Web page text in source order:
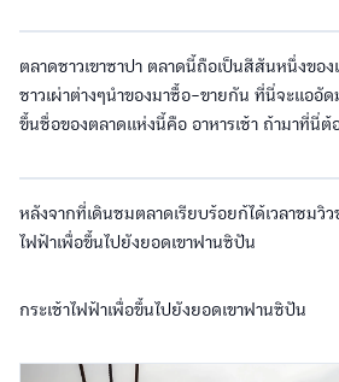
ตลาดชาวเขาซาปา ตลาดนี้ถือเป็นสีสันหนึ่งขอ
ชาวเผ่าต่างๆนำของมาซื้อ-ขายกัน ที่นี่จะแออัด
ขึ้นชื่อของตลาดแห่งนี้คือ อาหารเช้า ถ้ามาที่นี่ต้
หลังจากที่เดินชมตลาดเรียบร้อยก้ได้เวลาชมวิว
ไฟฟ้าเพื่อขึ้นไปยังยอดเขาฟานซิปัน
กระเช้าไฟฟ้าเพื่อขึ้นไปยังยอดเขาฟานซิปัน